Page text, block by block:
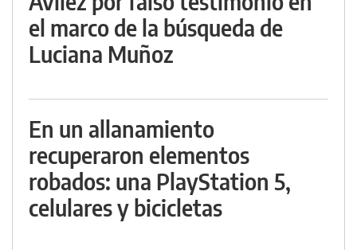
el marco de la búsqueda de
Luciana Muñoz
En un allanamiento
recuperaron elementos
robados: una PlayStation 5,
celulares y bicicletas